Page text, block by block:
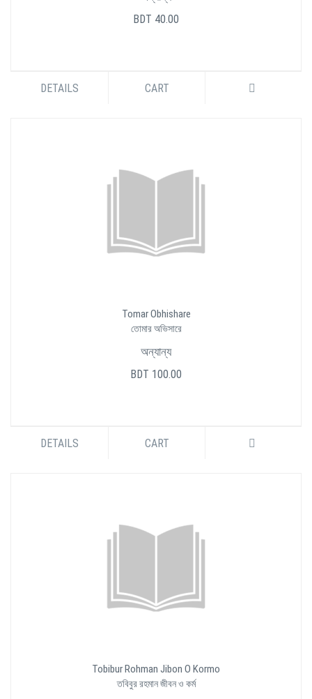
BDT 40.00
DETAILS CART
Tomar Obhishare
তোমার অভিসারে
অন্যান্য
BDT 100.00
DETAILS CART
Tobibur Rohman Jibon O Kormo
তবিবুর রহমান জীবন ও কর্ম